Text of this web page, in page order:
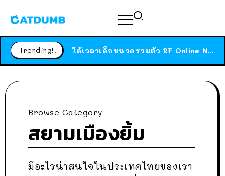
Trending!! ได้เวลาเด็กหนวดรวมตัว RF Online Next เปิดให้เล่นแล้ว เกม Sci-Fi MMORPG ระดับตำนาน เล่นได้ทั้งมือถือและ PC
Browse Category
สยามเมืองยิ้ม
มีอะไรน่าสนใจในประเทศไทยของเรา